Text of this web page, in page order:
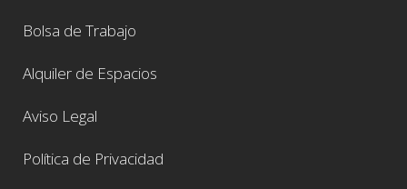
Bolsa de Trabajo
Alquiler de Espacios
Aviso Legal
Política de Privacidad